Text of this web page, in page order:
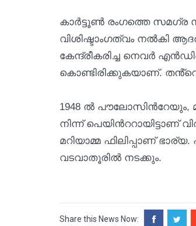
കാര്‍ട്ടൂണ്‍ രംഗത്തെ സമഗ്ര
വിശിഷ്ടാംഗത്വം നല്‍കി
കേന്ദ്രീകരിച്ച നെവർ
കൊണ്ടിരിക്കുകയാണ്.
1948 ല്‍ പൗലോസിന്‍റേയും,
നിന്ന് പെയിന്‍ററായിട്ടാണ്
മറിയാമ്മ ഫിലിപ്പാണ്
വടവാതൂരിൽ നടക്കും.
Share this News Now: